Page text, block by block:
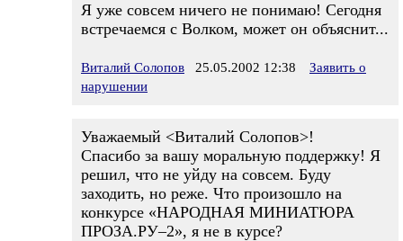
Я уже совсем ничего не понимаю! Сегодня
встречаемся с Волком, может он объяснит...
Виталий Солопов 25.05.2002 12:38
Заявить о
нарушении
Уважаемый <Виталий Солопов>!
Спасибо за вашу моральную поддержку! Я
решил, что не уйду на совсем. Буду
заходить, но реже. Что произошло на
конкурсе «НАРОДНАЯ МИНИАТЮРА
ПРОЗА.РУ–2», я не в курсе?